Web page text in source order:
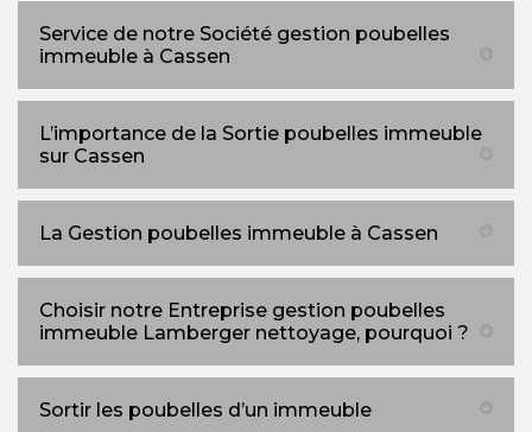
Service de notre Société gestion poubelles
immeuble à Cassen
L’importance de la Sortie poubelles immeuble
sur Cassen
La Gestion poubelles immeuble à Cassen
Choisir notre Entreprise gestion poubelles
immeuble Lamberger nettoyage, pourquoi ?
Sortir les poubelles d’un immeuble